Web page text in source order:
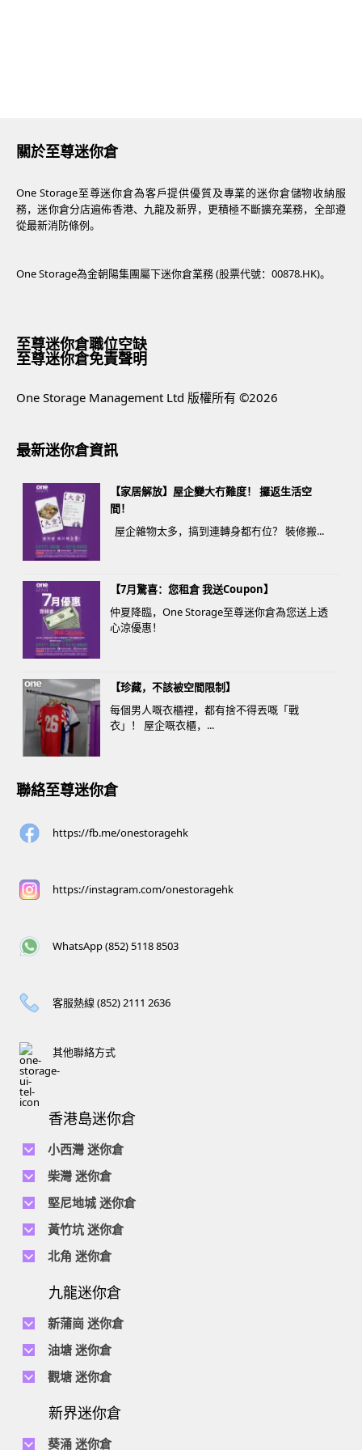
關於至尊迷你倉
One Storage至尊迷你倉為客戶提供優質及專業的迷你倉儲物收納服
務，迷你倉分店遍佈香港、九龍及新界，更積極不斷擴充業務，全部遵
從最新消防條例。
One Storage為金朝陽集團屬下迷你倉業務 (股票代號：00878.HK)。
至尊迷你倉職位空缺
至尊迷你倉免責聲明
One Storage Management Ltd 版權所有 ©2026
最新迷你倉資訊
【家居解放】屋企變大冇難度！ 攞返生活空
間！
屋企雜物太多，搞到連轉身都冇位？ 裝修搬...
【7月驚喜：您租倉 我送Coupon】
仲夏降臨，One Storage至尊迷你倉為您送上透
心涼優惠！
【珍藏，不該被空間限制】
每個男人嘅衣櫃裡，都有捨不得丟嘅「戰
衣」！ 屋企嘅衣櫃，...
聯絡至尊迷你倉
https://fb.me/onestoragehk
https://instagram.com/onestoragehk
WhatsApp (852) 5118 8503
客服熱線 (852) 2111 2636
其他聯絡方式
香港島迷你倉
小西灣 迷你倉
電話 :2111 1062
地址 : 柴灣新業街5號王子工業大廈4樓
地址 : 柴灣新業街11號森龍工業大廈7樓B室
柴灣 迷你倉
電話 :2194 0038
地址 : 柴灣祥利街7號萬峰工業大廈6樓C室
地址 : 柴灣利眾街20號柴灣中心工業大廈6樓B室及14樓B1室
堅尼地城 迷你倉
電話 : 2623 0280
地址 : 堅尼地城士美菲路12P號祥興工業大廈9樓
黃竹坑 迷你倉
電話 :2680 9691
地址 : 黃竹坑道18號瑞琪工業大廈14樓A室
電話 :2116 8113
地址 : 香港黃竹坑道56-60號怡華工業大廈3樓B室
北角 迷你倉
地址 : 香港屈臣道4-6號海景大廈B座10樓4&6室
九龍迷你倉
新蒲崗 迷你倉
電話 :2111 0509
地址 : 新蒲崗景福街106號太子工業大廈15樓B室
地址 : 新蒲崗五芳街8號利嘉工業大廈9樓CD室
電話 :2116 5165
油塘 迷你倉
電話 :2623 0300
地址 : 油塘四山街4號華輝工業大廈一樓C室
觀塘 迷你倉
地址 : 觀塘偉業街146號美嘉工業大廈5樓A室
新界迷你倉
葵涌 迷你倉